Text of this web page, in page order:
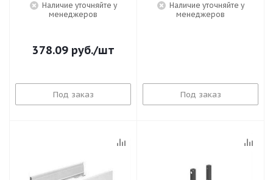
Наличие уточняйте у
менеджеров
378.09руб./шт
Под заказ
Наличие уточняйте у
менеджеров
Под заказ